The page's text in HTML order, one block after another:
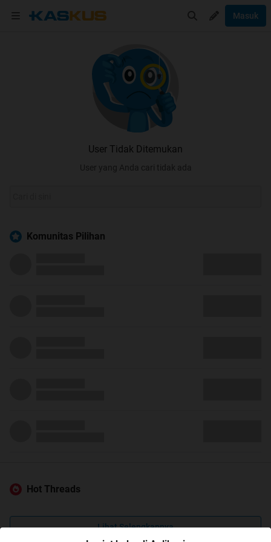
Masuk
User Tidak Ditemukan
User yang Anda cari tidak ada
Komunitas Pilihan
Hot Threads
Lihat Selengkapnya